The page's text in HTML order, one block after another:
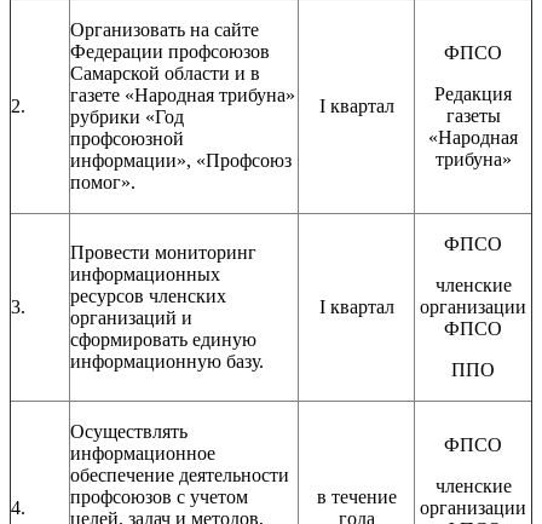
2.
Организовать на сайте
Федерации профсоюзов
Самарской области и в
газете «Народная трибуна»
рубрики «Год
профсоюзной
информации», «Профсоюз
помог».
I квартал
ФПСО
Редакция
газеты
«Народная
трибуна»
3.
Провести мониторинг
информационных
ресурсов членских
организаций и
сформировать единую
информационную базу.
I квартал
ФПСО
членские
организации
ФПСО
ППО
4.
Осуществлять
информационное
обеспечение деятельности
профсоюзов с учетом
целей, задач и методов,
в течение
года
ФПСО
членские
организации